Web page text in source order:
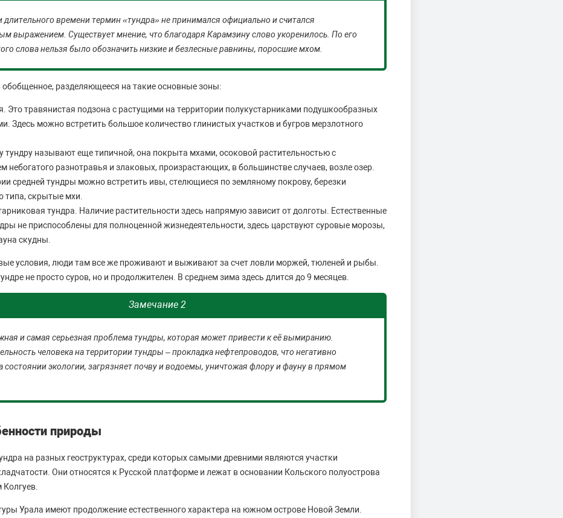
времени термин «тундра» не принимался официально и считался
выражением. Существует мнение, что благодаря Карамзину слово укоренилось. По его
слова нельзя было обозначить низкие и безлесные равнины, поросшие мхом.
обобщенное, разделяющееся на такие основные зоны:
Это травянистая подзона с растущими на территории полукустарниками подушкообразных
Здесь можно встретить большое количество глинистых участков и бугров мерзлотного
тундру называют еще типичной, она покрыта мхами, осоковой растительностью с
небогатого разнотравья и злаковых, произрастающих, в большинстве случаев, возле озер.
средней тундры можно встретить ивы, стелющиеся по земляному покрову, березки
типа, скрытые мхи.
тундра. Наличие растительности здесь напрямую зависит от долготы. Естественные
не приспособлены для полноценной жизнедеятельности, здесь царствуют суровые морозы,
скудны.
условия, люди там все же проживают и выживают за счет ловли моржей, тюленей и рыбы.
не просто суров, но и продолжителен. В среднем зима здесь длится до 9 месяцев.
Замечание 2
и самая серьезная проблема тундры, которая может привести к её вымиранию.
человека на территории тундры – прокладка нефтепроводов, что негативно
состоянии экологии, загрязняет почву и водоемы, уничтожая флору и фауну в прямом
природы
на разных геоструктурах, среди которых самыми древними являются участки
Они относятся к Русской платформе и лежат в основании Кольского полуострова
Урала имеют продолжение естественного характера на южном острове Новой Земли.